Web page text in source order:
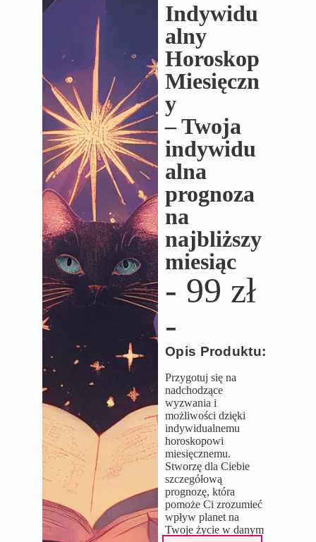
Indywidu
alny
Horoskop
Miesięczn
y
– Twoja
indywidu
alna
prognoza
na
najbliższy
miesiąc
- 99 zł
-
Opis Produktu:
Przygotuj się na
nadchodzące
wyzwania i
możliwości dzięki
indywidualnemu
horoskopowi
miesięcznemu.
Stworzę dla Ciebie
szczegółową
prognozę, która
pomoże Ci zrozumieć
wpływ planet na
Twoje życie w danym